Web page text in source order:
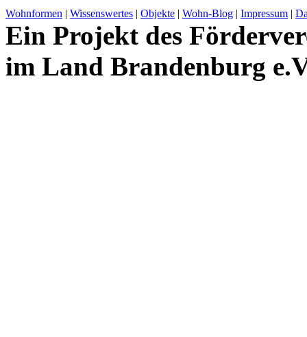
Wohnformen | Wissenswertes | Objekte | Wohn-Blog | Impressum |
Ein Projekt des
im Land Brandenburg